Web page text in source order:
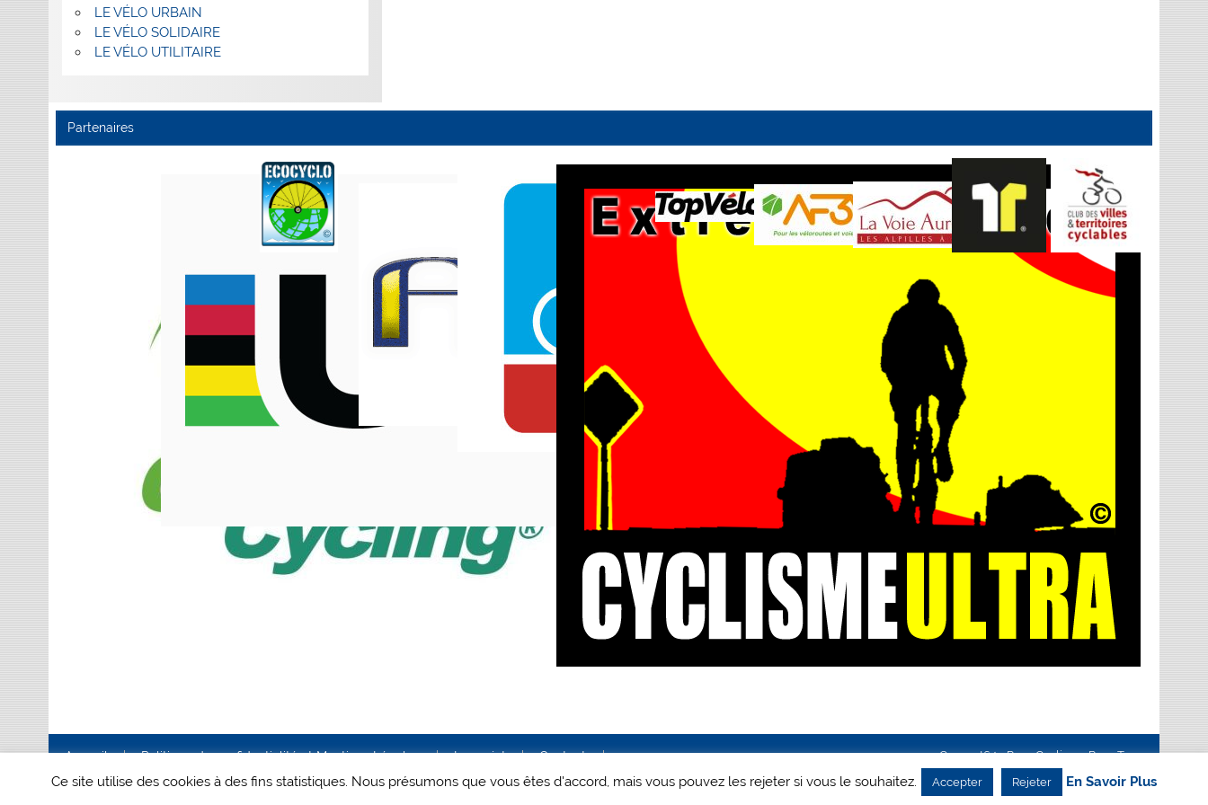
LE VÉLO URBAIN
LE VÉLO SOLIDAIRE
LE VÉLO UTILITAIRE
Partenaires
Accueil Politique de confidentialité et Mentions Légales Le projet Contact Creanet64- Pour Cyclisme Pour Tous
Ce site utilise des cookies à des fins statistiques. Nous présumons que vous êtes d'accord, mais vous pouvez les rejeter si vous le souhaitez. Accepter Rejeter En Savoir Plus